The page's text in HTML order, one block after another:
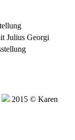
Julius Georgi
2015 © Karen